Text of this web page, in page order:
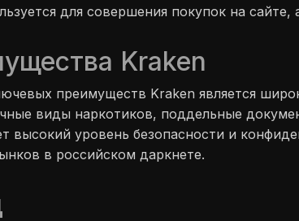
для совершения покупок на
Kraken
преимуществ Kraken является
виды наркотиков, поддельные
высокий уровень безопасности и
в российском даркнете.